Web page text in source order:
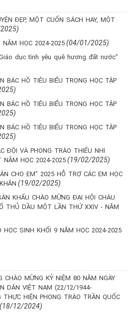
ĐẸP, MỘT CUỐN SÁCH HAY, MỘT
HỌC 2024-2025 (04/01/2025)
dục tình yêu quê hương đất nước”
BÁC HỒ TIÊU BIỂU TRONG HỌC TẬP
BÁC HỒ TIÊU BIỂU TRONG HỌC TẬP
BÁC HỒ TIÊU BIỂU TRONG HỌC TẬP
ĐỘI VÀ PHONG TRÀO THIẾU NHI
NĂM HỌC 2024-2025 (19/02/2025)
CHO EM” 2025 HỖ TRỢ CÁC EM HỌC
(19/02/2025)
KHẤU CHÀO MỪNG ĐẠI HỘI CHÁU
THỦ DẦU MỘT LẦN THỨ XXIV - NĂM
HỌC SINH KHỐI 9 NĂM HỌC 2024-2025
CHÀO MỪNG KỶ NIỆM 80 NĂM NGÀY
DÂN VIỆT NAM (22/12/1944-
HIỆN PHONG TRÀO TRẦN QUỐC
(18/12/2024)